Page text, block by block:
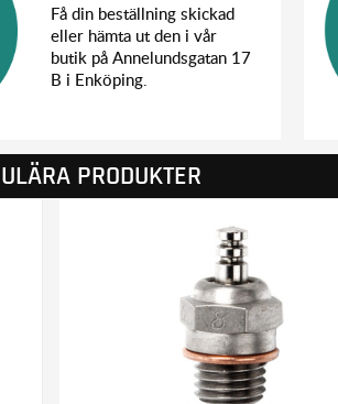
Få din beställning skickad
eller hämta ut den i vår
butik på Annelundsgatan 17
B i Enköping.
PRODUKTER